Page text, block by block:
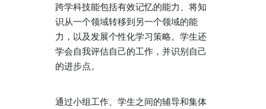
跨学科技能包括有效记忆的能力、将知
识从一个领域转移到另一个领域的能
力，以及发展个性化学习策略。学生还
学会自我评估自己的工作，并识别自己
的进步点。
通过小组工作、学生之间的辅导和集体